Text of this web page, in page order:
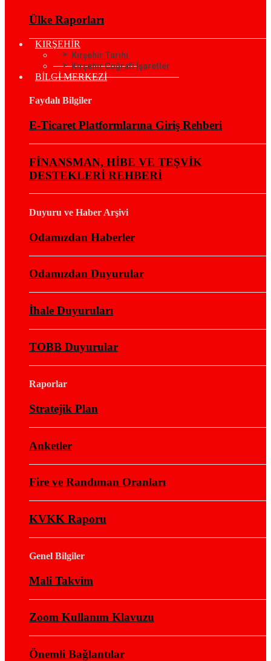
Ülke Raporları
KIRŞEHİR
Kırşehir Tarihi
Kırşehir Coğrafi İşaretler
BİLGİ MERKEZİ
Faydalı Bilgiler
E-Ticaret Platformlarına Giriş Rehberi
FİNANSMAN, HİBE VE TEŞVİK
DESTEKLERİ REHBERİ
Duyuru ve Haber Arşivi
Odamızdan Haberler
Odamızdan Duyurular
İhale Duyuruları
TOBB Duyurular
Raporlar
Stratejik Plan
Anketler
Fire ve Randıman Oranları
KVKK Raporu
Genel Bilgiler
Mali Takvim
Zoom Kullanım Klavuzu
Önemli Bağlantılar